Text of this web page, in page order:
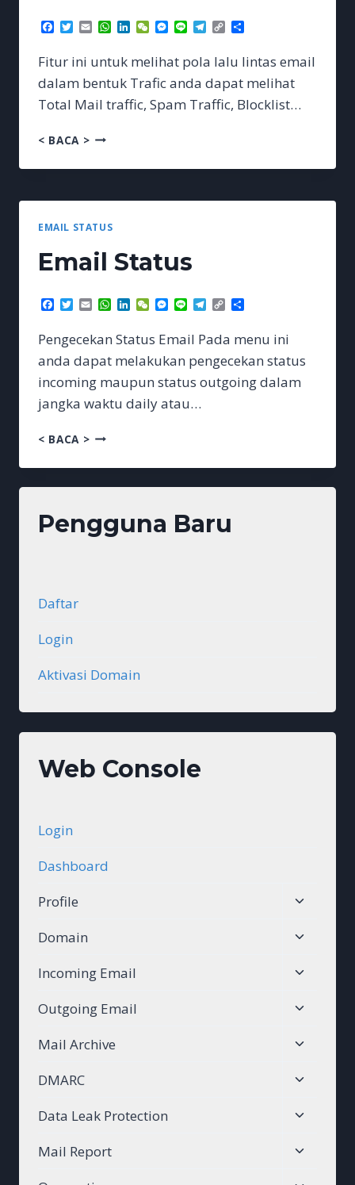
Facebook
TwitterEmailWhatsApp
LinkedIn
WeChatMessenger
Line Telegram
Copy
Fitur ini untuk melihat pola lalu lintas email
dalam bentuk Trafic anda dapat melihat
Total Mail traffic, Spam Traffic, Blocklist…
< BACA > TRAFFIC
EMAIL STATUS
Email Status
Facebook
TwitterEmailWhatsApp
LinkedIn
WeChatMessenger
Line Telegram
Copy
Pengecekan Status Email Pada menu ini
anda dapat melakukan pengecekan status
incoming maupun status outgoing dalam
jangka waktu daily atau…
< BACA > EMAIL
Pengguna Baru
Daftar
Login
Aktivasi Domain
Web Console
Login
Dashboard
Profile
Toggle
menu
Domain
Toggle
menu
Incoming Email
Toggle
menu
Outgoing Email
Toggle
menu
Mail Archive
Toggle
menu
DMARC
Toggle
menu
Data Leak Protection
Toggle
menu
Mail Report
Toggle